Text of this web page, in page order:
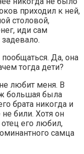
приходил к ней,
столовой,
иди сам
пообщаться. Да, она
тогда дети?
любит меня. В
большая была
брата никогда и
били. Хотя он
его любил,
самца